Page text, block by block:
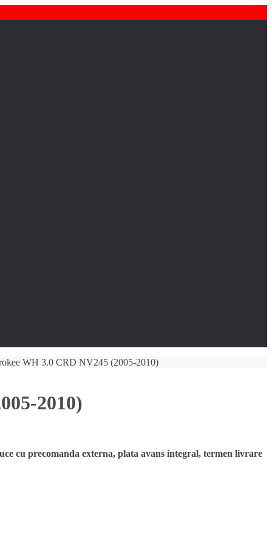
WH 3.0 CRD NV245 (2005-2010)
2010)
cu precomanda externa, plata avans integral, termen livrare